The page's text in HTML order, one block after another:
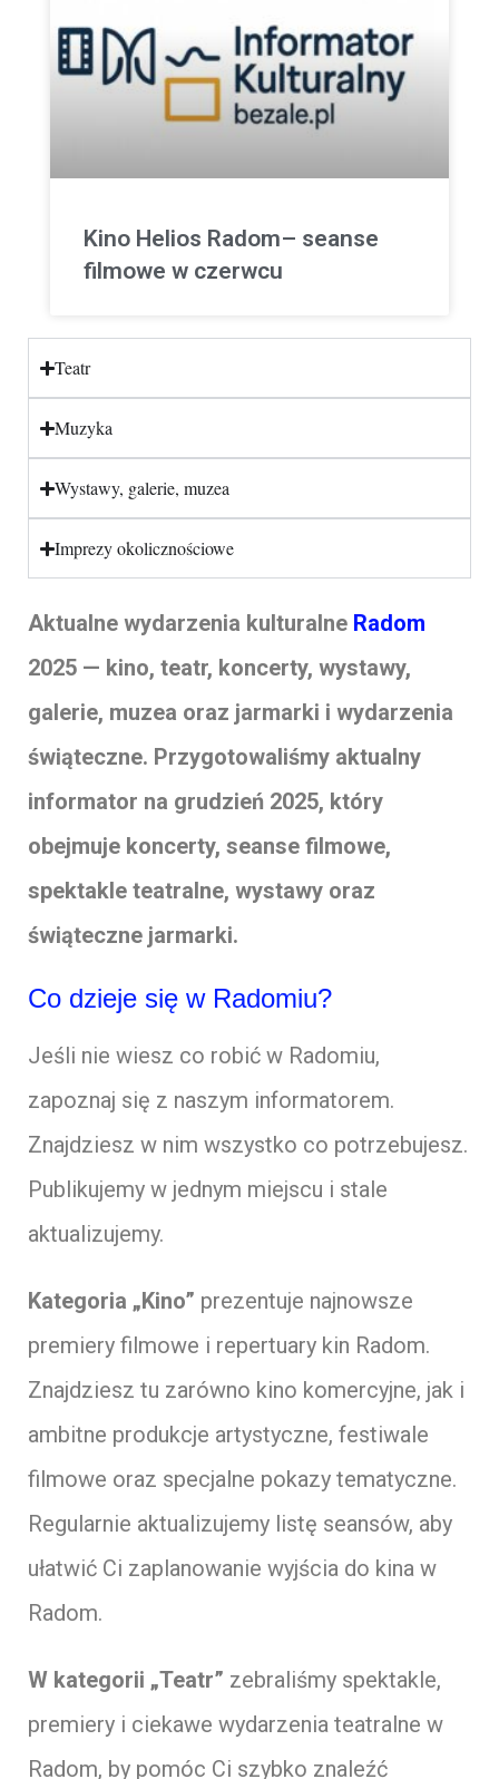
Kino Helios Radom– seanse
filmowe w czerwcu
Teatr
Muzyka
Wystawy, galerie, muzea
Imprezy okolicznościowe
Aktualne wydarzenia kulturalne Radom
2025 — kino, teatr, koncerty, wystawy,
galerie, muzea oraz jarmarki i wydarzenia
świąteczne. Przygotowaliśmy aktualny
informator na grudzień 2025, który
obejmuje koncerty, seanse filmowe,
spektakle teatralne, wystawy oraz
świąteczne jarmarki.
Co dzieje się w Radomiu?
Jeśli nie wiesz co robić w Radomiu,
zapoznaj się z naszym informatorem.
Znajdziesz w nim wszystko co potrzebujesz.
Publikujemy w jednym miejscu i stale
aktualizujemy.
Kategoria „Kino” prezentuje najnowsze
premiery filmowe i repertuary kin Radom.
Znajdziesz tu zarówno kino komercyjne, jak i
ambitne produkcje artystyczne, festiwale
filmowe oraz specjalne pokazy tematyczne.
Regularnie aktualizujemy listę seansów, aby
ułatwić Ci zaplanowanie wyjścia do kina w
Radom.
W kategorii „Teatr” zebraliśmy spektakle,
premiery i ciekawe wydarzenia teatralne w
Radom, by pomóc Ci szybko znaleźć